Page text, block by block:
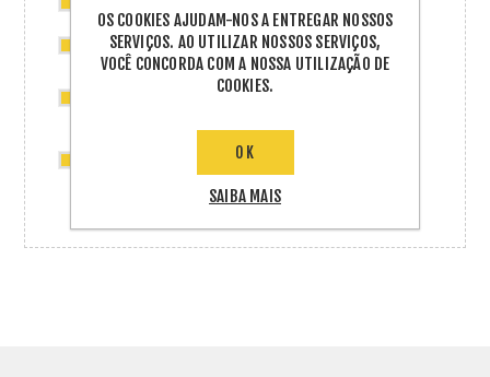
3 x Tampa Final Femea Hoymiles - Ca (Hms)
1 x Dtu-Lite S(Wifi)- Sistema de
9 x Acessorio Ceramico Smart 2,40m Solar
OS COOKIES AJUDAM-NOS A ENTREGAR NOSSOS
SERVIÇOS. AO UTILIZAR NOSSOS SERVIÇOS,
VOCÊ CONCORDA COM A NOSSA UTILIZAÇÃO DE
COOKIES.
OK
SAIBA MAIS